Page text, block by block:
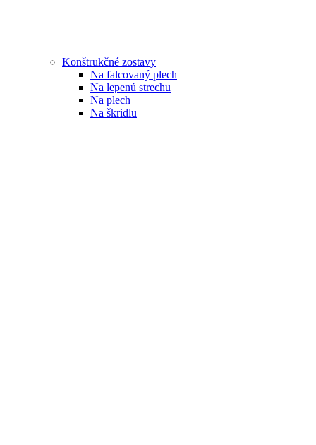
Konštrukčné zostavy
Na falcovaný plech
Na lepenú strechu
Na plech
Na škridlu